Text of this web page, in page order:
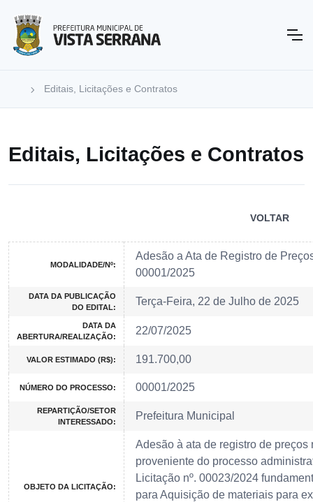
Editais, Licitações e Contratos
Editais, Licitações e Contratos
VOLTAR
MODALIDADE/Nº:
Adesão a Ata de Registro de
00001/2025
DATA DA PUBLICAÇÃO
DO EDITAL:
Terça-Feira, 22 de Julho de 2025
DATA DA
ABERTURA/REALIZAÇÃO:
22/07/2025
VALOR ESTIMADO (R$): 191.700,00
NÚMERO DO PROCESSO: 00001/2025
REPARTIÇÃO/SETOR
INTERESSADO:
Prefeitura Municipal
OBJETO DA LICITAÇÃO:
Adesão à ata de registro de preços
proveniente do processo
Licitação nº. 00023/2024
para Aquisição de materiais para